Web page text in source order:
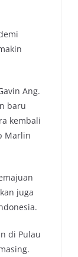
Ang.
baru
kembali
Marlin
juga
di Pulau